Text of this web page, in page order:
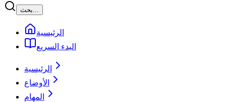
بحث...
الرئيسية
البدء السريع
الرئيسية
الأوضاع
المهام